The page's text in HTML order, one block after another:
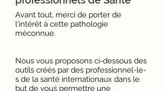
Avant tout, merci de porter de
l'intérêt à cette pathologie
méconnue.
Nous vous proposons ci-dessous des
outils créés par des professionnel-le-
s de la santé internationaux dans le
but de vous permettre une